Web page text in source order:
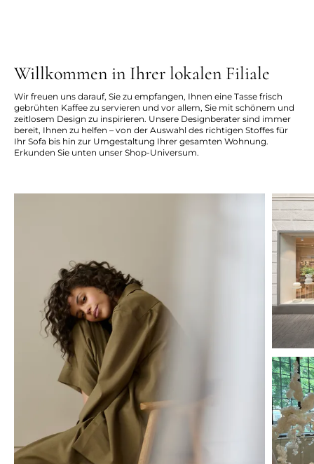
Willkommen in Ihrer lokalen Filiale
Wir freuen uns darauf, Sie zu empfangen, Ihnen eine Tasse frisch
gebrühten Kaffee zu servieren und vor allem, Sie mit schönem und
zeitlosem Design zu inspirieren. Unsere Designberater sind immer
bereit, Ihnen zu helfen – von der Auswahl des richtigen Stoffes für
Ihr Sofa bis hin zur Umgestaltung Ihrer gesamten Wohnung.
Erkunden Sie unten unser Shop-Universum.